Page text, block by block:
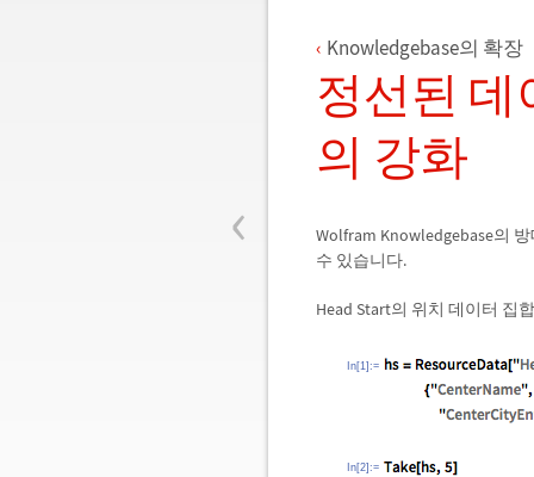
‹
Knowledgebase의 확장
정선된
의 강화
Wolfram Knowledgebase의
수 있습니다.
Head Start의 위치 데이터 집
In[1]:=
In[2]:=